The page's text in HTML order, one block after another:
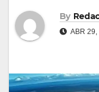
By
ABR